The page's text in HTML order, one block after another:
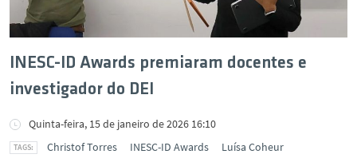
INESC-ID Awards premiaram docentes e
investigador do DEI
Quinta-feira, 15 de janeiro de 2026 16:10
Christof Torres
INESC-ID Awards Luísa Coheur